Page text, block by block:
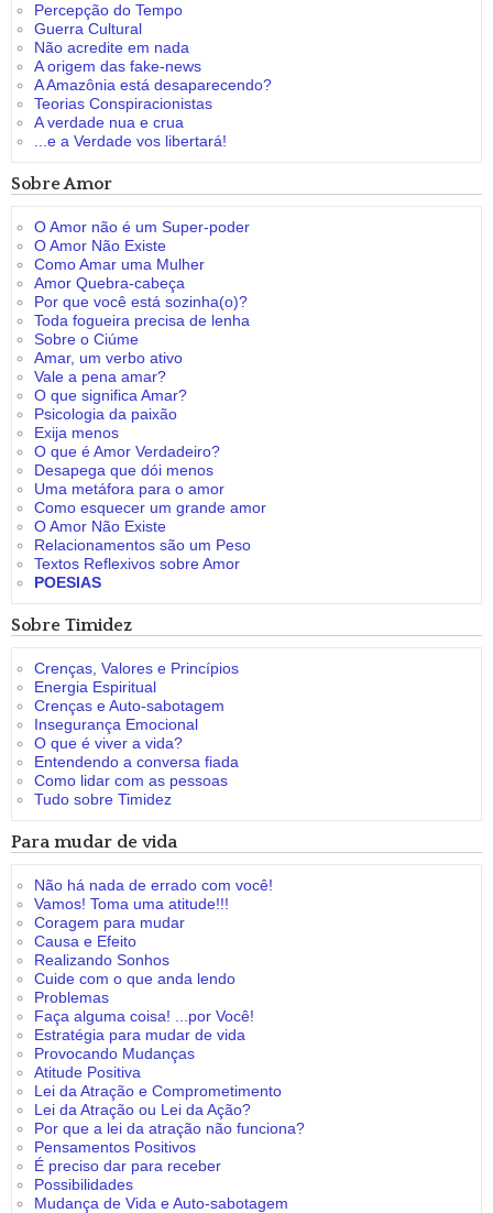
Percepção do Tempo
Guerra Cultural
Não acredite em nada
A origem das fake-news
A Amazônia está desaparecendo?
Teorias Conspiracionistas
A verdade nua e crua
...e a Verdade vos libertará!
Sobre Amor
O Amor não é um Super-poder
O Amor Não Existe
Como Amar uma Mulher
Amor Quebra-cabeça
Por que você está sozinha(o)?
Toda fogueira precisa de lenha
Sobre o Ciúme
Amar, um verbo ativo
Vale a pena amar?
O que significa Amar?
Psicologia da paixão
Exija menos
O que é Amor Verdadeiro?
Desapega que dói menos
Uma metáfora para o amor
Como esquecer um grande amor
O Amor Não Existe
Relacionamentos são um Peso
Textos Reflexivos sobre Amor
POESIAS
Sobre Timidez
Crenças, Valores e Princípios
Energia Espiritual
Crenças e Auto-sabotagem
Insegurança Emocional
O que é viver a vida?
Entendendo a conversa fiada
Como lidar com as pessoas
Tudo sobre Timidez
Para mudar de vida
Não há nada de errado com você!
Vamos! Toma uma atitude!!!
Coragem para mudar
Causa e Efeito
Realizando Sonhos
Cuide com o que anda lendo
Problemas
Faça alguma coisa! ...por Você!
Estratégia para mudar de vida
Provocando Mudanças
Atitude Positiva
Lei da Atração e Comprometimento
Lei da Atração ou Lei da Ação?
Por que a lei da atração não funciona?
Pensamentos Positivos
É preciso dar para receber
Possibilidades
Mudança de Vida e Auto-sabotagem